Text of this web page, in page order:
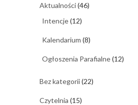
Aktualności(46)
Intencje(12)
Kalendarium (8)
Ogłoszenia Parafialne(12)
Bez kategorii(22)
Czytelnia (15)